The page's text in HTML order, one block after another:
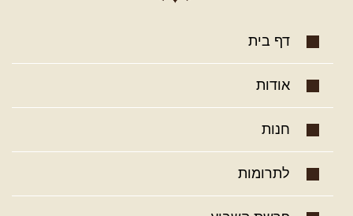
דף בית
אודות
חנות
לתרומות